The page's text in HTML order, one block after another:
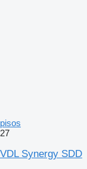
pisos
27
VDL Synergy SDD